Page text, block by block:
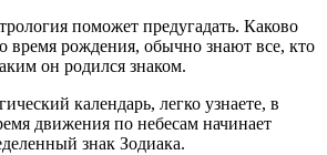
поможет предугадать. Каково
время рождения, обычно знают все, кто
он родился знаком.
календарь, легко узнаете, в
движения по небесам начинает
знак Зодиака.